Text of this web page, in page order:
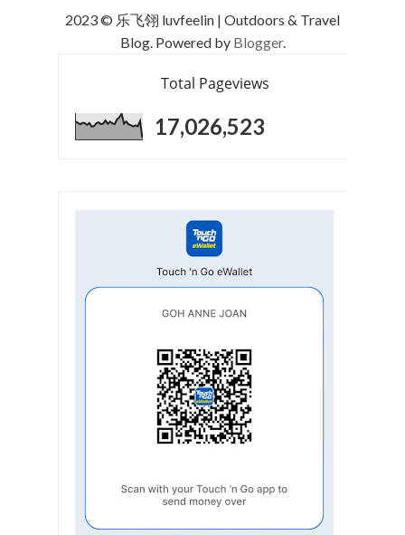
2023 © 乐飞翎 luvfeelin | Outdoors & Travel
Blog. Powered by Blogger.
Total Pageviews
17,026,523